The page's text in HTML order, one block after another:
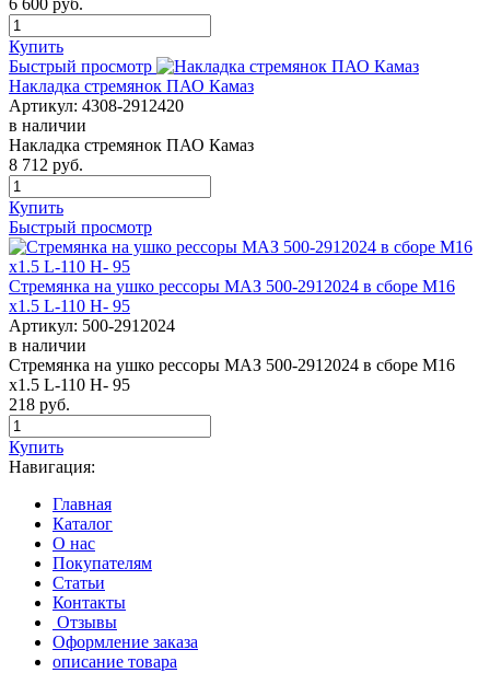
6 600 руб.
Купить
Быстрый просмотр
Накладка стремянок ПАО Камаз
Артикул: 4308-2912420
в наличии
Накладка стремянок ПАО Камаз
8 712 руб.
Купить
Быстрый просмотр
Стремянка на ушко рессоры МАЗ 500-2912024 в сборе М16
х1.5 L-110 Н- 95
Артикул: 500-2912024
в наличии
Стремянка на ушко рессоры МАЗ 500-2912024 в сборе М16
х1.5 L-110 Н- 95
218 руб.
Купить
Навигация:
Главная
Каталог
О нас
Покупателям
Статьи
Контакты
Отзывы
Оформление заказа
описание товара